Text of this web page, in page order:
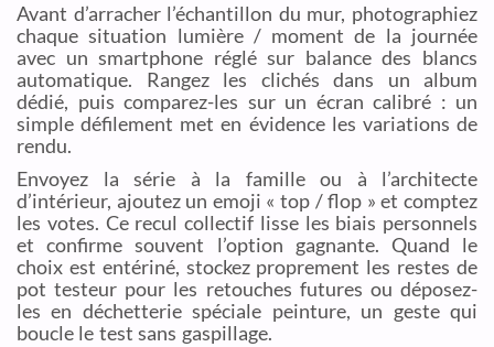
Avant d’arracher l’échantillon du mur, photographiez
chaque situation lumière / moment de la journée
avec un smartphone réglé sur balance des blancs
automatique. Rangez les clichés dans un album
dédié, puis comparez-les sur un écran calibré : un
simple défilement met en évidence les variations de
rendu.
Envoyez la série à la famille ou à l’architecte
d’intérieur, ajoutez un emoji « top / flop » et comptez
les votes. Ce recul collectif lisse les biais personnels
et confirme souvent l’option gagnante. Quand le
choix est entériné, stockez proprement les restes de
pot testeur pour les retouches futures ou déposez-
les en déchetterie spéciale peinture, un geste qui
boucle le test sans gaspillage.